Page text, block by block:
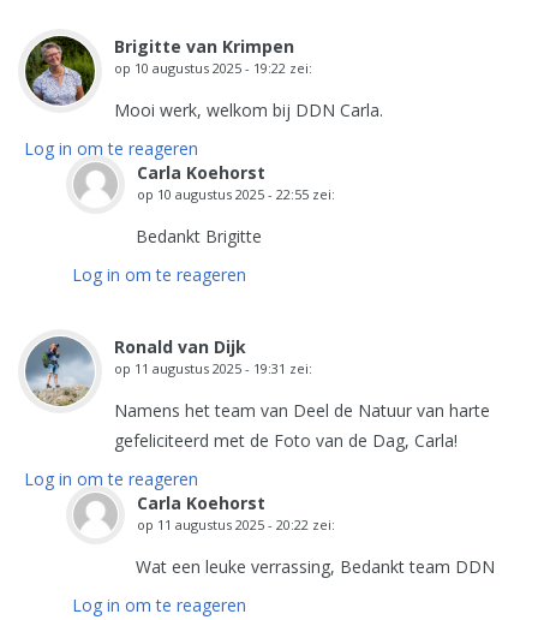
Brigitte van Krimpen
op 10 augustus 2025 - 19:22 zei:
Mooi werk, welkom bij DDN Carla.
Log in om te reageren
Carla Koehorst
op 10 augustus 2025 - 22:55 zei:
Bedankt Brigitte
Log in om te reageren
Ronald van Dijk
op 11 augustus 2025 - 19:31 zei:
Namens het team van Deel de Natuur van harte
gefeliciteerd met de Foto van de Dag, Carla!
Log in om te reageren
Carla Koehorst
op 11 augustus 2025 - 20:22 zei:
Wat een leuke verrassing, Bedankt team DDN
Log in om te reageren